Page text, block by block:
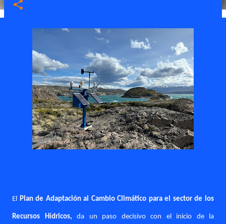
El Plan de Adaptación al Cambio Climático para el sector de los
Recursos Hídricos, da un paso decisivo con el inicio de la